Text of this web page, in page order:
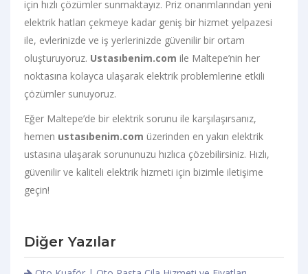
için hızlı çözümler sunmaktayız. Priz onarımlarından yeni
elektrik hatları çekmeye kadar geniş bir hizmet yelpazesi
ile, evlerinizde ve iş yerlerinizde güvenilir bir ortam
oluşturuyoruz. Ustasıbenim.com ile Maltepe’nin her
noktasına kolayca ulaşarak elektrik problemlerine etkili
çözümler sunuyoruz.
Eğer Maltepe’de bir elektrik sorunu ile karşılaşırsanız,
hemen ustasıbenim.com üzerinden en yakın elektrik
ustasına ulaşarak sorununuzu hızlıca çözebilirsiniz. Hızlı,
güvenilir ve kaliteli elektrik hizmeti için bizimle iletişime
geçin!
Diğer Yazılar